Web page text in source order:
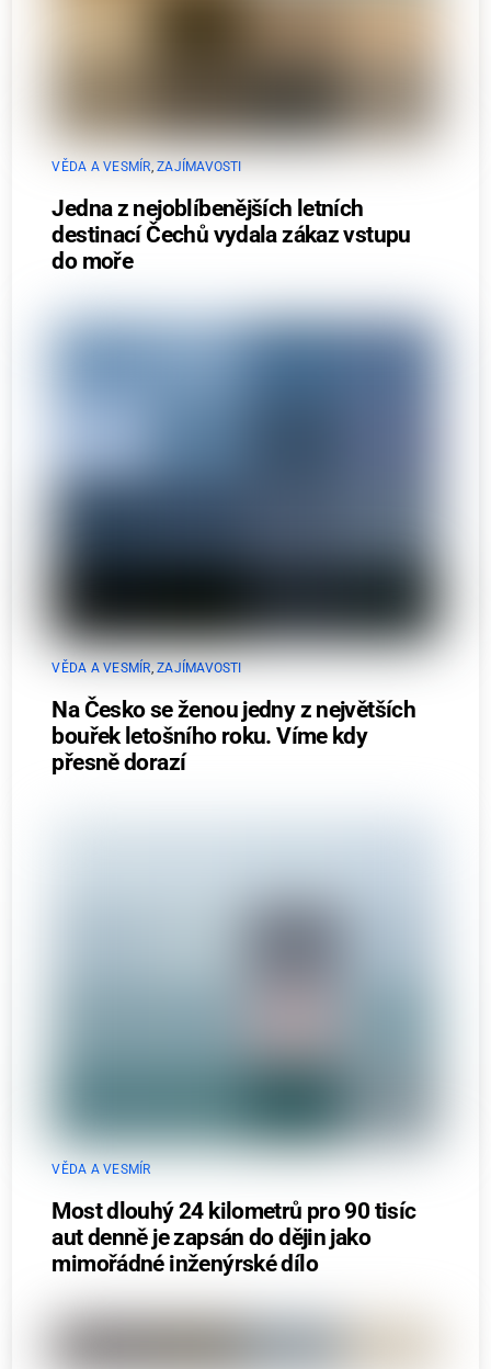
VĚDA A VESMÍR,ZAJÍMAVOSTI
Jedna z nejoblíbenějších letních
destinací Čechů vydala zákaz vstupu
do moře
VĚDA A VESMÍR ,ZAJÍMAVOSTI
Na Česko se ženou jedny z největších
bouřek letošního roku. Víme kdy
přesně dorazí
VĚDA A VESMÍR
Most dlouhý 24 kilometrů pro 90 tisíc
aut denně je zapsán do dějin jako
mimořádné inženýrské dílo